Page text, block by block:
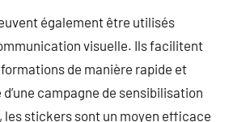
également être utilisés
visuelle. Ils facilitent
de manière rapide et
d’une campagne de sensibilisation
les stickers sont un moyen efficace